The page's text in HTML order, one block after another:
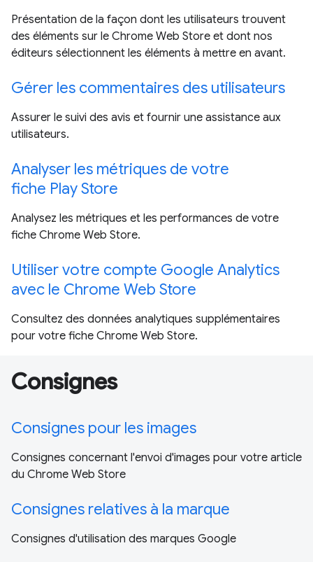
Présentation de la façon dont les utilisateurs trouvent
des éléments sur le Chrome Web Store et dont nos
éditeurs sélectionnent les éléments à mettre en avant.
Gérer les commentaires des utilisateurs
Assurer le suivi des avis et fournir une assistance aux
utilisateurs.
Analyser les métriques de votre
fiche Play Store
Analysez les métriques et les performances de votre
fiche Chrome Web Store.
Utiliser votre compte Google Analytics
avec le Chrome Web Store
Consultez des données analytiques supplémentaires
pour votre fiche Chrome Web Store.
Consignes
Consignes pour les images
Consignes concernant l'envoi d'images pour votre article
du Chrome Web Store
Consignes relatives à la marque
Consignes d'utilisation des marques Google